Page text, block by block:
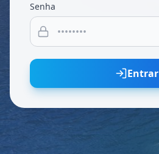
Senha
Entrar